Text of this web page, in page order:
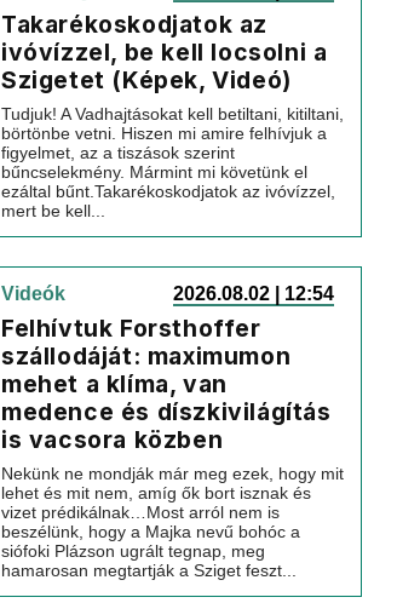
Takarékoskodjatok az
ivóvízzel, be kell locsolni a
Szigetet (Képek, Videó)
Tudjuk! A Vadhajtásokat kell betiltani, kitiltani,
börtönbe vetni. Hiszen mi amire felhívjuk a
figyelmet, az a tiszások szerint
bűncselekmény. Mármint mi követünk el
ezáltal bűnt.Takarékoskodjatok az ivóvízzel,
mert be kell...
Videók 2026.08.02 | 12:54
Felhívtuk Forsthoffer
szállodáját: maximumon
mehet a klíma, van
medence és díszkivilágítás
is vacsora közben
Nekünk ne mondják már meg ezek, hogy mit
lehet és mit nem, amíg ők bort isznak és
vizet prédikálnak…Most arról nem is
beszélünk, hogy a Majka nevű bohóc a
siófoki Plázson ugrált tegnap, meg
hamarosan megtartják a Sziget feszt...